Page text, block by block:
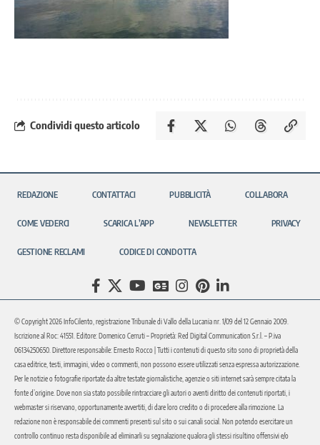
Condividi questo articolo
REDAZIONE CONTATTACI PUBBLICITÀ COLLABORA
COME VEDERCI SCARICA L’APP NEWSLETTER PRIVACY
GESTIONE RECLAMI CODICE DI CONDOTTA
© Copyright 2026 InfoCilento, registrazione Tribunale di Vallo della Lucania nr. 1/09 del 12 Gennaio 2009.
Iscrizione al Roc: 41551. Editore: Domenico Cerruti – Proprietà: Red Digital Communication S.r.l. – P.iva
06134250650. Direttore responsabile: Ernesto Rocco | Tutti i contenuti di questo sito sono di proprietà della
casa editrice, testi, immagini, video o commenti, non possono essere utilizzati senza espressa autorizzazione.
Per le notizie o fotografie riportate da altre testate giornalistiche, agenzie o siti internet sarà sempre citata la
fonte d’origine. Dove non sia stato possibile rintracciare gli autori o aventi diritto dei contenuti riportati, i
webmaster si riservano, opportunamente avvertiti, di dare loro credito o di procedere alla rimozione. La
redazione non è responsabile dei commenti presenti sul sito o sui canali social. Non potendo esercitare un
controllo continuo resta disponibile ad eliminarli su segnalazione qualora gli stessi risultino offensivi e/o